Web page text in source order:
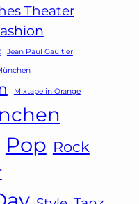
Theater
Jean Paul Gaultier
Mixtape in Orange
Pop Rock